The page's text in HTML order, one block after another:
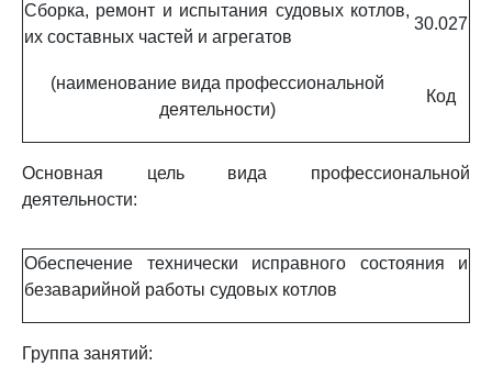
Сборка, ремонт и испытания судовых котлов,
их составных частей и агрегатов
30.027
(наименование вида профессиональной
деятельности)
Код
Основная цель вида профессиональной
деятельности:
Обеспечение технически исправного состояния и
безаварийной работы судовых котлов
Группа занятий: